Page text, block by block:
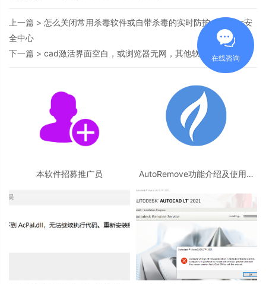
上一篇 > 怎么关闭常用杀毒软件或自带杀毒的实时防护windows安
全中心
下一篇 > cad激活界面空白，或浏览器无网，其他软件正常
本软件招募推广员
AutoRemove功能介绍及使用教
在线咨询